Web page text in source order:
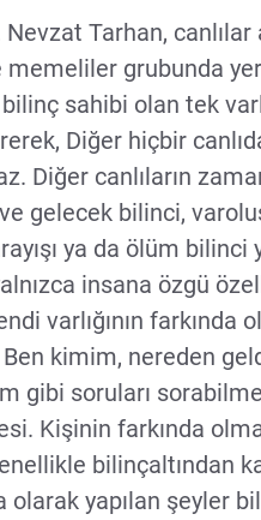
Tarhan, canlılar
memeliler grubunda
bilinç sahibi olan tek
Diğer hiçbir
Diğer canlıların
gelecek bilinci,
ya da ölüm bilinci
insana özgü
varlığının farkında
Ben kimim, nereden
gibi soruları
Kişinin farkında
bilinçaltından
olarak yapılan şeyler